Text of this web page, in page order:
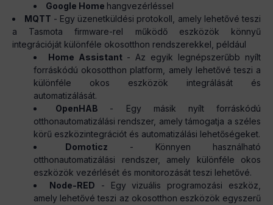
Google Home hangvezérléssel
MQTT - Egy üzenetküldési protokoll, amely lehetővé teszi
a Tasmota firmware-rel működő eszközök könnyű
integrációját különféle okosotthon rendszerekkel, például
Home Assistant - Az egyik legnépszerűbb nyílt
forráskódú okosotthon platform, amely lehetővé teszi a
különféle okos eszközök integrálását és
automatizálását.
OpenHAB - Egy másik nyílt forráskódú
otthonautomatizálási rendszer, amely támogatja a széles
körű eszközintegrációt és automatizálási lehetőségeket.
Domoticz - Könnyen használható
otthonautomatizálási rendszer, amely különféle okos
eszközök vezérlését és monitorozását teszi lehetővé.
Node-RED - Egy vizuális programozási eszköz,
amely lehetővé teszi az okosotthon eszközök egyszerű